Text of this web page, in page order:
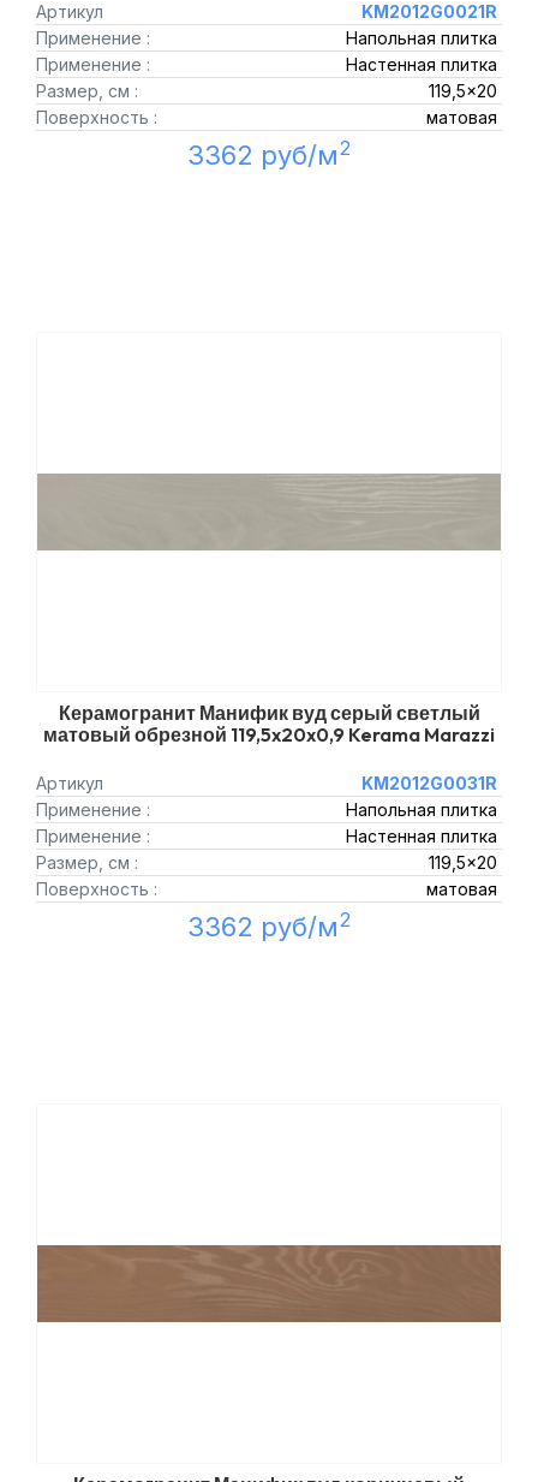
Артикул
KM2012G0021R
Применение :
Напольная плитка
Применение :
Настенная плитка
Размер, см :
119,5x20
Поверхность :
матовая
3362 руб/м2
Керамогранит Манифик вуд серый светлый
матовый обрезной 119,5x20x0,9 Kerama Marazzi
Артикул
KM2012G0031R
Применение :
Напольная плитка
Применение :
Настенная плитка
Размер, см :
119,5x20
Поверхность :
матовая
3362 руб/м2